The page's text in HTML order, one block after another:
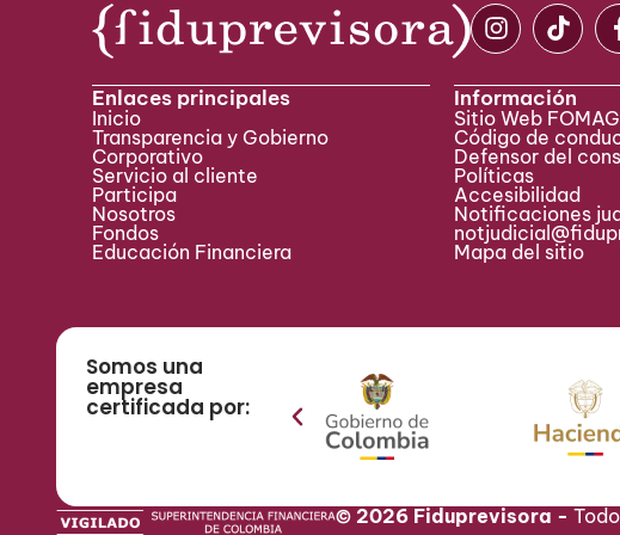
Enlaces principales
Inicio
Transparencia y Gobierno
Corporativo
Servicio al cliente
Participa ​
Nosotros
Fondos
Educación Financiera
Información
Sitio Web FOMAG
Código de
Defensor del
Políticas
Accesibilidad
Notificaciones
Mapa del sitio
Somos una
empresa
certificada por:
© 2026 Fiduprevisora -